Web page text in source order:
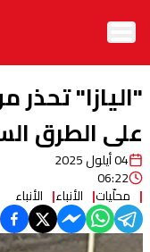
الأخبار
آراء
فيديو
مواقف
"اليازا"
على الطرق
04 أيلول 2025
06:22
محلّيات الأنباء الأنباء